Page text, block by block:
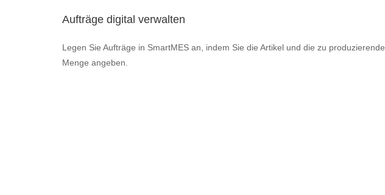
Aufträge digital verwalten
Legen Sie Aufträge in SmartMES an, indem Sie die Artikel und die zu produzierende
Menge angeben.